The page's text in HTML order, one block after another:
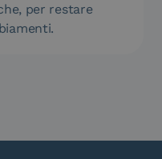
per restare